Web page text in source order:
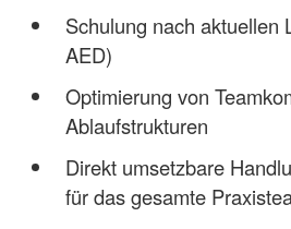
Schulung nach aktuellen
AED)
Optimierung von
Ablaufstrukturen
Direkt umsetzbare
für das gesamte